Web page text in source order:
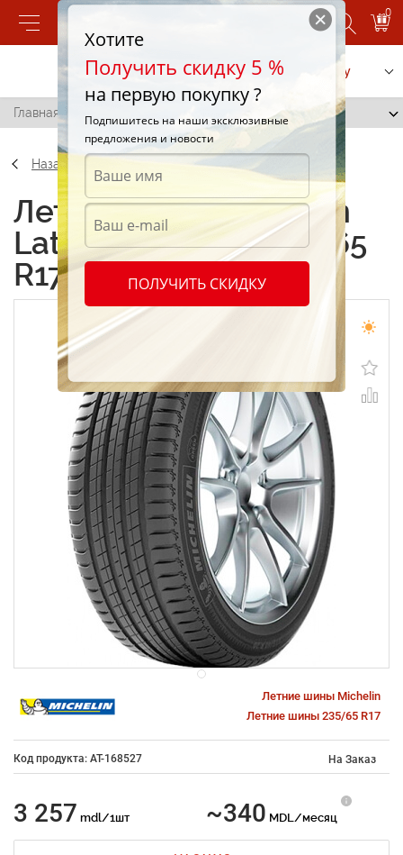
0
Позвонить Заказать услугу
Главная / Michelin Latitude Sport 3 235/65 R17 108V
Назад
Летние шины Michelin
Latitude Sport 3 235/65
R17 108V
Летние шины Michelin
Летние шины 235/65 R17
Код продукта: AT-168527 На Заказ
3 257 mdl/1шт ~340 MDL/месяц
Хотите
Получить скидку 5 %
на первую покупку ?
Подпишитесь на наши эксклюзивные
предложения и новости
ПОЛУЧИТЬ СКИДКУ